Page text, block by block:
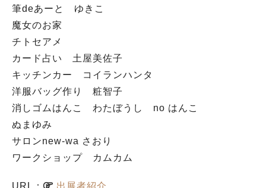
筆deあーと ゆきこ
魔女のお家
チトセアメ
カード占い 土屋美佐子
キッチンカー コイランハンタ
洋服バッグ作り 粧智子
消しゴムはんこ わたぼうし no はんこ
ぬまゆみ
サロンnew-wa さおり
ワークショップ カムカム